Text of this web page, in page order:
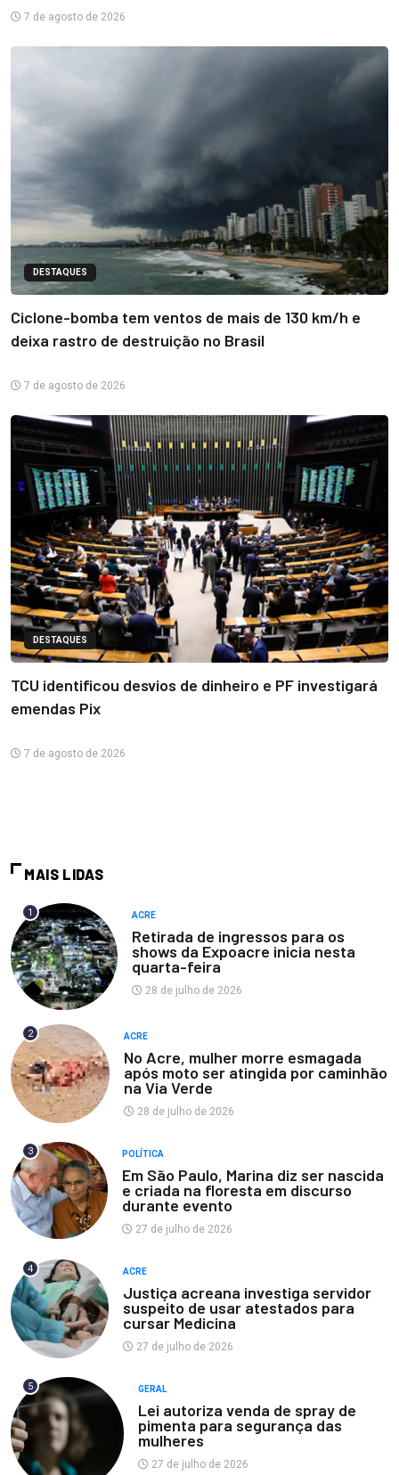
7 de agosto de 2026
DESTAQUES
Ciclone-bomba tem ventos de mais de 130 km/h e
deixa rastro de destruição no Brasil
7 de agosto de 2026
DESTAQUES
TCU identificou desvios de dinheiro e PF investigará
emendas Pix
7 de agosto de 2026
MAIS LIDAS
1 ACRE
Retirada de ingressos para os
shows da Expoacre inicia nesta
quarta-feira
28 de julho de 2026
2 ACRE
No Acre, mulher morre esmagada
após moto ser atingida por caminhão
na Via Verde
28 de julho de 2026
3 POLÍTICA
Em São Paulo, Marina diz ser nascida
e criada na floresta em discurso
durante evento
27 de julho de 2026
4 ACRE
Justiça acreana investiga servidor
suspeito de usar atestados para
cursar Medicina
27 de julho de 2026
5 GERAL
Lei autoriza venda de spray de
pimenta para segurança das
mulheres
27 de julho de 2026